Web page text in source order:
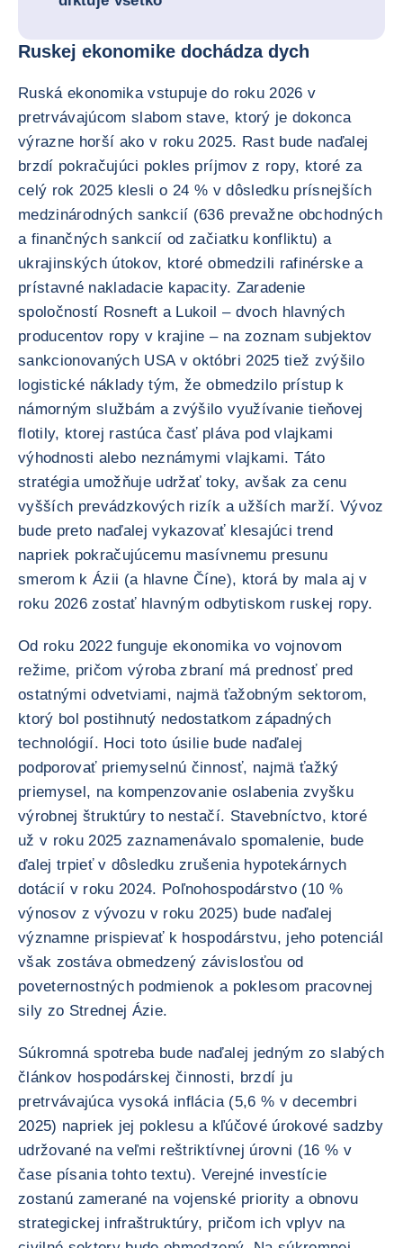
Ruskej ekonomike dochádza dych
Ruská ekonomika vstupuje do roku 2026 v
pretrvávajúcom slabom stave, ktorý je dokonca
výrazne horší ako v roku 2025. Rast bude naďalej
brzdí pokračujúci pokles príjmov z ropy, ktoré za
celý rok 2025 klesli o 24 % v dôsledku prísnejších
medzinárodných sankcií (636 prevažne obchodných
a finančných sankcií od začiatku konfliktu) a
ukrajinských útokov, ktoré obmedzili rafinérske a
prístavné nakladacie kapacity. Zaradenie
spoločností Rosneft a Lukoil – dvoch hlavných
producentov ropy v krajine – na zoznam subjektov
sankcionovaných USA v októbri 2025 tiež zvýšilo
logistické náklady tým, že obmedzilo prístup k
námorným službám a zvýšilo využívanie tieňovej
flotily, ktorej rastúca časť pláva pod vlajkami
výhodnosti alebo neznámymi vlajkami. Táto
stratégia umožňuje udržať toky, avšak za cenu
vyšších prevádzkových rizík a užších marží. Vývoz
bude preto naďalej vykazovať klesajúci trend
napriek pokračujúcemu masívnemu presunu
smerom k Ázii (a hlavne Číne), ktorá by mala aj v
roku 2026 zostať hlavným odbytiskom ruskej ropy.
Od roku 2022 funguje ekonomika vo vojnovom
režime, pričom výroba zbraní má prednosť pred
ostatnými odvetviami, najmä ťažobným sektorom,
ktorý bol postihnutý nedostatkom západných
technológií. Hoci toto úsilie bude naďalej
podporovať priemyselnú činnosť, najmä ťažký
priemysel, na kompenzovanie oslabenia zvyšku
výrobnej štruktúry to nestačí. Stavebníctvo, ktoré
už v roku 2025 zaznamenávalo spomalenie, bude
ďalej trpieť v dôsledku zrušenia hypotekárnych
dotácií v roku 2024. Poľnohospodárstvo (10 %
výnosov z vývozu v roku 2025) bude naďalej
významne prispievať k hospodárstvu, jeho potenciál
však zostáva obmedzený závislosťou od
poveternostných podmienok a poklesom pracovnej
sily zo Strednej Ázie.
Súkromná spotreba bude naďalej jedným zo slabých
článkov hospodárskej činnosti, brzdí ju
pretrvávajúca vysoká inflácia (5,6 % v decembri
2025) napriek jej poklesu a kľúčové úrokové sadzby
udržované na veľmi reštriktívnej úrovni (16 % v
čase písania tohto textu). Verejné investície
zostanú zamerané na vojenské priority a obnovu
strategickej infraštruktúry, pričom ich vplyv na